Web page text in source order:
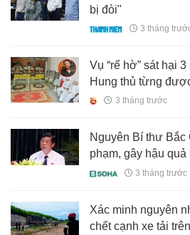
bị đòi"
3 tháng
Vụ “rể hờ” sát hại
Hung thủ từng
hé lộ nguồn cơn
3 tháng trước
Nguyên Bí thư Bắc
phạm, gây hậu
mức phải kỷ luật
3 tháng trước
Xác minh nguyên
chết cạnh xe tải